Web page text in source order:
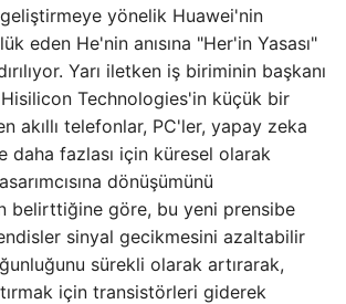
yönelik Huawei'nin
eden He'nin anısına "Her'in Yasası"
Yarı iletken iş biriminin başkanı
Technologies'in küçük bir
akıllı telefonlar, PC'ler, yapay zeka
daha fazlası için küresel olarak
dönüşümünü
belirttiğine göre, bu yeni prensibe
sinyal gecikmesini azaltabilir
sürekli olarak artırarak,
için transistörleri giderek